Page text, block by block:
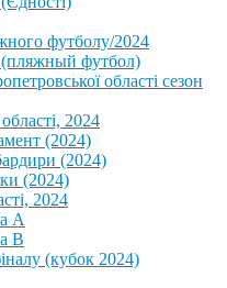
футболу/2024
(пляжный футбол)
області сезон
2024
(2024)
(2024)
(2024)
2024
А
В
(кубок 2024)